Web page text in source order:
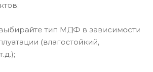
выбирайте тип МДФ в зависимости
(влагостойкий,